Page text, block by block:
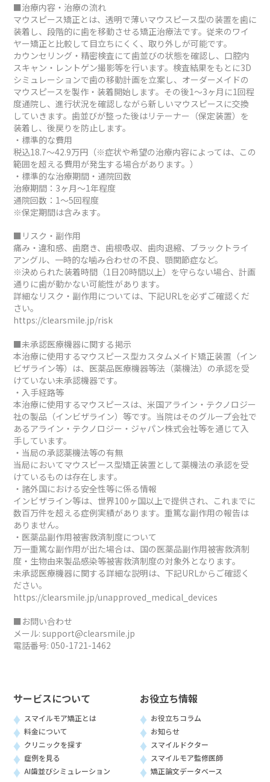
■治療内容・治療の流れ
マウスピース矯正とは、透明で薄いマウスピース型の装置を歯に
装着し、段階的に歯を移動させる矯正治療法です。従来のワイ
ヤー矯正と比較して目立ちにくく、取り外しが可能です。
カウンセリング・精密検査にて歯並びの状態を確認し、口腔内
スキャン・レントゲン撮影等を行います。検査結果をもとに3D
シミュレーションで歯の移動計画を立案し、オーダーメイドの
マウスピースを製作・装着開始します。その後1～3ヶ月に1回程
度通院し、進行状況を確認しながら新しいマウスピースに交換
していきます。歯並びが整った後はリテーナー（保定装置）を
装着し、後戻りを防止します。
・標準的な費用
税込18.7～42.9万円（※症状や希望の治療内容によっては、この
範囲を超える費用が発生する場合があります。）
・標準的な治療期間・通院回数
治療期間：3ヶ月～1年程度
通院回数：1～5回程度
※保定期間は含みます。
■リスク・副作用
痛み・違和感、歯磨き、歯根吸収、歯肉退縮、ブラックトライ
アングル、一時的な噛み合わせの不良、顎関節症など。
※決められた装着時間（1日20時間以上）を守らない場合、計画
通りに歯が動かない可能性があります。
詳細なリスク・副作用については、下記URLを必ずご確認くだ
さい。
https://clearsmile.jp/risk
■未承認医療機器に関する掲示
本治療に使用するマウスピース型カスタムメイド矯正装置（イン
ビザライン等）は、医薬品医療機器等法（薬機法）の承認を受
けていない未承認機器です。
・入手経路等
本治療に使用するマウスピースは、米国アライン・テクノロジー
社の製品（インビザライン）等です。当院はそのグループ会社で
あるアライン・テクノロジー・ジャパン株式会社等を通じて入
手しています。
・当局の承認薬機法等の有無
当局においてマウスピース型矯正装置として薬機法の承認を受
けているものは存在します。
・諸外国における安全性等に係る情報
インビザライン等は、世界100ヶ国以上で提供され、これまでに
数百万件を超える症例実績があります。重篤な副作用の報告は
ありません。
・医薬品副作用被害救済制度について
万一重篤な副作用が出た場合は、国の医薬品副作用被害救済制
度・生物由来製品感染等被害救済制度の対象外となります。
未承認医療機器に関する詳細な説明は、下記URLからご確認く
ださい。
https://clearsmile.jp/unapproved_medical_devices
■お問い合わせ
メール: support@clearsmile.jp
電話番号: 050-1721-1462
サービスについて
スマイルモア矯正とは
料金について
クリニックを探す
症例を見る
AI歯並びシミュレーション
お役立ち情報
お役立ちコラム
お知らせ
スマイルドクター
スマイルモア監修医師
矯正論文データベース